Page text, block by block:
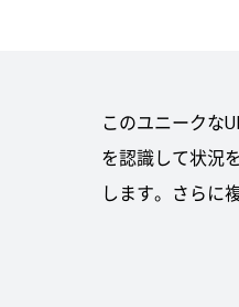
このユニークな
を認識して状況
します。さらに